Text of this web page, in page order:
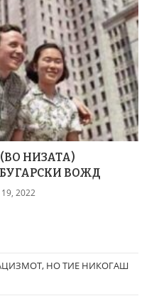
НИЗАТА)
ВОЖД
19, 2022
НО ТИЕ НИКОГАШ